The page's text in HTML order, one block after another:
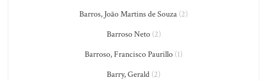
Barros, João Martins de Souza (2)
Barroso Neto(2)
Barroso, Francisco Paurillo (1)
Barry, Gerald (2)